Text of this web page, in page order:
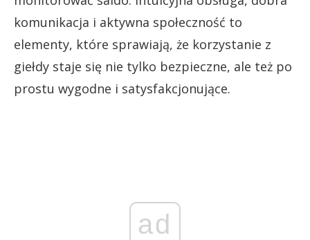
komunikacja i aktywna społeczność to
elementy, które sprawiają, że korzystanie z
giełdy staje się nie tylko bezpieczne, ale też po
prostu wygodne i satysfakcjonujące.
ad